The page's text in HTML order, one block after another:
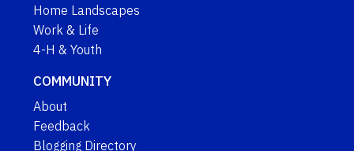
Home Landscapes
Work & Life
4-H & Youth
COMMUNITY
About
Feedback
Blogging Directory